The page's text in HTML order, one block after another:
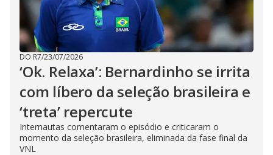
DO R7/23/07/2026
‘Ok. Relaxa’: Bernardinho se irrita
com líbero da seleção brasileira e
‘treta’ repercute
Internautas comentaram o episódio e criticaram o
momento da seleção brasileira, eliminada da fase final da
VNL